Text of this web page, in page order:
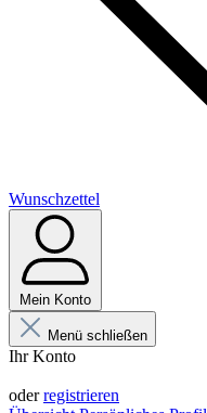
Wunschzettel
Mein Konto
Menü schließen
Ihr Konto
oderregistrieren